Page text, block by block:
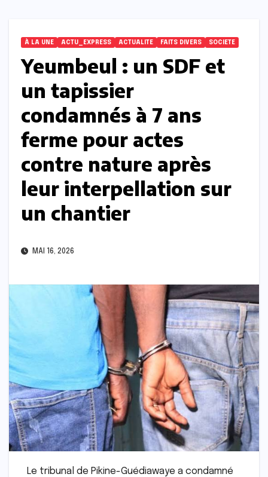
À LA UNE ACTU_EXPRESS ACTUALITE FAITS DIVERS SOCIETE
Yeumbeul : un SDF et
un tapissier
condamnés à 7 ans
ferme pour actes
contre nature après
leur interpellation sur
un chantier
MAI 16, 2026
Le tribunal de Pikine-Guédiawaye a condamné